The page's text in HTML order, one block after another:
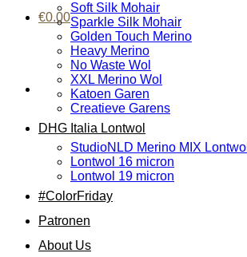
€0.00
Soft Silk Mohair
Sparkle Silk Mohair
Golden Touch Merino
Heavy Merino
No Waste Wol
XXL Merino Wol
Katoen Garen
Creatieve Garens
DHG Italia Lontwol
StudioNLD Merino MIX Lontwol
Lontwol 16 micron
Lontwol 19 micron
#ColorFriday
Patronen
About Us